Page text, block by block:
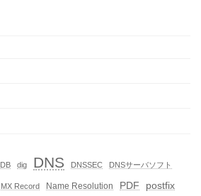
DB dig DNS DNSSEC DNSサーバソフト
MX Record Name Resolution PDF postfix